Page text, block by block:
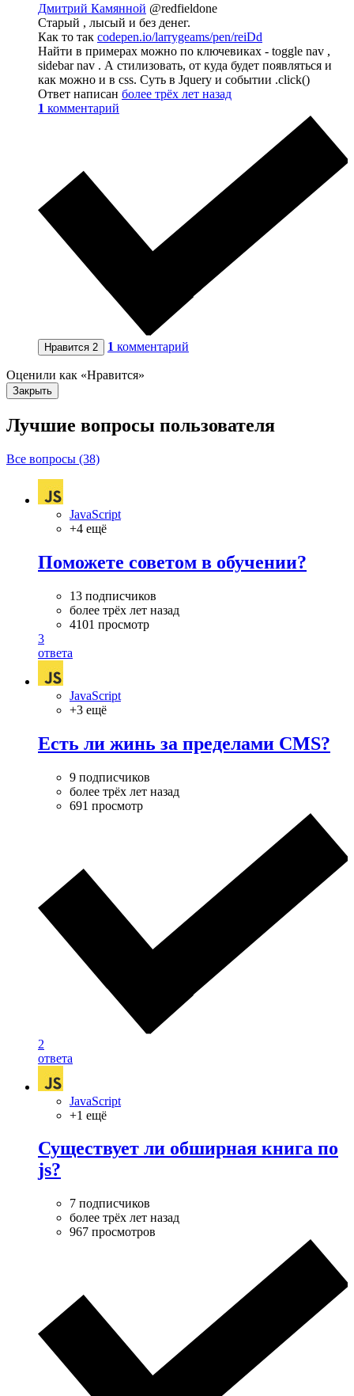
Дмитрий Камянной @redfieldone
Старый , лысый и без денег.
Как то так codepen.io/larrygeams/pen/reiDd
Найти в примерах можно по ключевиках - toggle nav ,
sidebar nav . А стилизовать, от куда будет появляться и
как можно и в css. Суть в Jquery и событии .click()
Ответ написан более трёх лет назад
1 комментарий
Нравится 2 1 комментарий
Оценили как «Нравится»
Закрыть
Лучшие вопросы пользователя
Все вопросы (38)
JavaScript
+4 ещё
Поможете советом в обучении?
13 подписчиков
более трёх лет назад
4101 просмотр
3
ответа
JavaScript
+3 ещё
Есть ли жинь за пределами CMS?
9 подписчиков
более трёх лет назад
691 просмотр
2
ответа
JavaScript
+1 ещё
Существует ли обширная книга по
js?
7 подписчиков
более трёх лет назад
967 просмотров